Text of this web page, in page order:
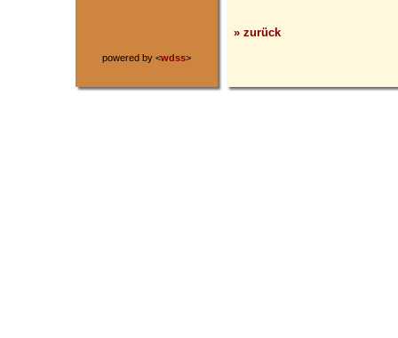
powered by <wdss>
» zurück